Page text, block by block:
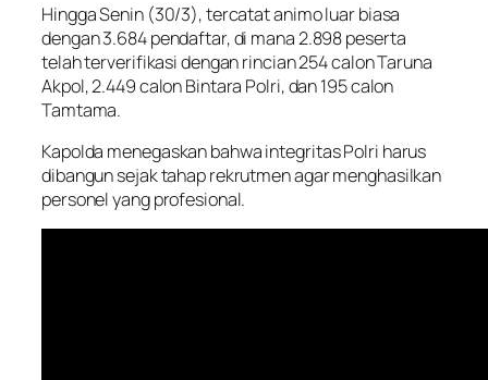
Hingga Senin (30/3), tercatat animo luar biasa
dengan 3.684 pendaftar, di mana 2.898 peserta
telah terverifikasi dengan rincian 254 calon Taruna
Akpol, 2.449 calon Bintara Polri, dan 195 calon
Tamtama.
Kapolda menegaskan bahwa integritas Polri harus
dibangun sejak tahap rekrutmen agar menghasilkan
personel yang profesional.